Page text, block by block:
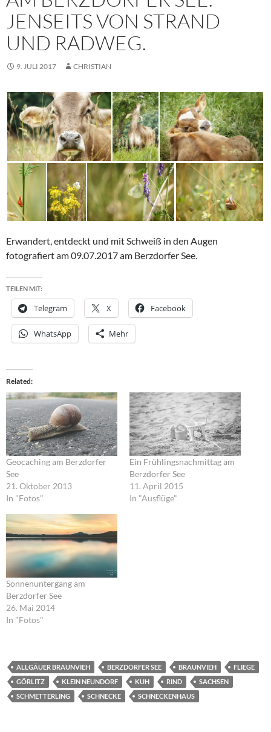
JENSEITS VON STRAND
UND RADWEG.
9. JULI 2017 CHRISTIAN
Erwandert, entdeckt und mit Schweiß in den Augen
fotografiert am 09.07.2017 am Berzdorfer See.
TEILEN MIT:
Telegram X Facebook
WhatsApp Mehr
Related
Geocaching am Berzdorfer
See
21. Oktober 2013
In "Fotos"
Ein Frühlingsnachmittag am
Berzdorfer See
11. April 2015
In "Ausflüge"
Sonnenuntergang am
Berzdorfer See
26. Mai 2014
In "Fotos"
ALLGÄUER BRAUNVIEH BERZDORFER SEE BRAUNVIEH
FLIEGE
GÖRLITZ
KLEIN NEUNDORF KUH RIND
SACHSEN
SCHMETTERLING
SCHNECKE SCHNECKENHAUS